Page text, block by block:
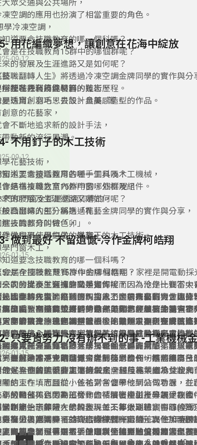
眾交通與公共場所，
凍空調的應用也扮演了相當重要的角色。
學冷凍空調，
知道要念技職教育的哪一個科嗎？
會是在技職教育15群中的哪個群呢？
來的發展及生涯進路又是如何呢？
技職翻轉人生》將透過冷凍空調金牌同學的實作與分
解技職教育技能學習的難忘歷程。
用花編織夢想，讓創意在花海中綻放
09-12
藝，
一種花卉利用與裝飾的技術，
搭配各種裝飾性材料，
是珠寶、羽毛、貝殼、金屬...等，
要透用創意巧思去設計具美感造型的作品。
意的花藝家，
會不斷地追求新的設計手法，
帶動新的流行風潮。
花藝技術，
知道要念技職教育的哪一個科嗎？
會是在技職教育15群中的哪個群呢？
來的發展及生涯進路又是如何呢？
技職翻轉人生》將透過花藝金牌同學的實作與分享，
解技職教育的特色，
受做中學、學中做的樂趣。
不用釘子的木工技術
09-12
窗木工需靈活運用各種手工具及木工機械，
作結構複雜之室內外門窗、外框及組件。
門和門窗全都是透過卯榫的，
般凸出來的部分稱為「榫」，
進去的部分叫做「卯」。
作過程不使用釘子，是真正的木工技術。
學門窗木工，
知道要念技職教育的哪一個科嗎？
會是在技職教育15群中的哪個群呢？
來的發展及生涯進路又是如何呢？
技職翻轉人生》將透過門窗木工金牌同學的實作與分
解技職教育務實致用的特色，與如何能讓人生變得不
做到最好 不留遺憾-冷作金牌柯皓翔
01-15
52屆全國技能競賽冷作金牌柯皓翔，家裡是開電動採
公司，從小就有機會動手實作，而因為他是一個不太
此國中時在老師推薦下，加入了國中技藝班，並選擇
與學習，在那時也到過南港高工參訪，並被冷凍空調
入南港高工冷凍空調科就讀後，就決定要走選手這條
一次的比賽，選擇的職類是銲接，因為冷作比賽當中
，因此想先精進自己的銲接能力，若未來有機會比冷
易上手，不過銲接是到勞動部勞動力發展署北基宜花
更多的自律，也因為是第一次比賽所以在初賽時
過比賽的練習，皓翔發現自己不是很有自制力，因此
能夠回到南港高工練習的冷作，因為在學校練習，會
，而會被冷作這個職類吸引，是曾經看過學長實際進
本的樣子，透過繪圖、裁切、銲接變成非常厲害的模
台火車、一座鐵橋等等，那時他覺得非常酷，並想著
，那他是不是也可以。
第51屆全國技能競賽時，雖然皓翔已經很努力練習
常的緊張，腦袋也常常當機，不過還是順利完成了比
第四名、全國賽只拿到第五名，但是終於有完成比賽
繼續比一年。
三年的競賽，已經調整好心態的皓翔，不只在練習時
分百的信心去比賽，因為抱著這是自己最後一次比賽
，不只在分區賽拿下金牌，也在全國賽摘下夢寐以求
到金牌的當下，皓翔覺得之前努力的一切都值得了。
到金牌後，皓翔先在家裡幫忙，安裝電動採光罩與銲
將進入國立臺北科技大學技優領航專班就讀，希望能
界舞台為國爭光的林謙育老師與學長們一樣，能為台
作世界金牌，而在更遠的未來，想用專業繼承並壯大
翔非常感謝指導老師林謙育老師一路的用心指導，還
，更感動冷凍空調世界金牌田佳承學長，還將國際技
他，為他的國手夢加油打氣。
到最好，才不會有遺憾。從銲接到冷作，皓翔用自己
最好，不留遺憾的拿下第52屆全國技能競賽冷作金牌
想邁進，持續追求卓越。
只要肯努力 沒有辦不到的事 -工業機械
01-15
52屆全國技能競賽工業機械金牌莊佳祐，因為父親和
關的工作，而且從小爸爸常常會帶他到公司看看，並
小的機台，也因為這樣，佳祐慢慢產生了興趣，在國
當作第一志願。
考結束在填志願前，佳祐到各個學校網站做功課，在
到勞動部與台中高工合作的「精密機械產學訓建教合
學制是：一年級在學校上課，二年級到職訓中心(勞
彰投分署)受訓，三年級到業界實習，而二、三年級
上課補強學科，畢業後還可以銜接到勤益科技大學就
年級時佳祐到勞動部勞動力發展署中彰投分署受訓後
，也產生了非常大的興趣，每天都很期待實習課的到
分享了技能競賽，並介紹許多競賽職種，而他那時對
，因此參加選手選拔，並順利通過測驗，如願當上了
過剛開始訓練時，他的表現並不算太理想，那時候為
更努力，常常早早就到工廠練習，而第一次參加全國
區賽中拿到了第二名，但因為全國賽難度增加，還要
業機械與原本練習的綜合機械有一定的差異性，而跨
能需要學習，像是：手提電鑽、氣壓、焊接等等……
要肯努力，沒有辦不到的事，佳祐用加倍努力順利在
1 2 3 4 5 6 7 8 9 10